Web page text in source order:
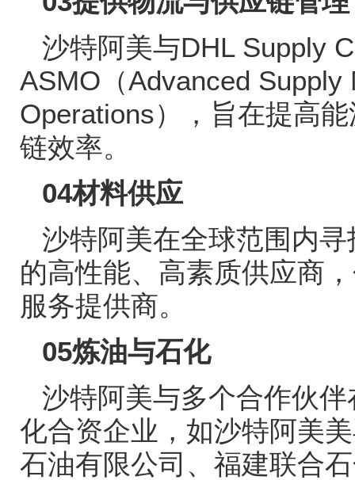
沙特阿美与DHL Supply
ASMO （Advanced Supply
Operations），旨在提高
链效率。
04材料供应
沙特阿美在全球范围内
的高性能、高素质供应商
服务提供商。
05炼油与石化
沙特阿美与多个合作伙
化合资企业，如沙特阿美
石油有限公司、福建联合